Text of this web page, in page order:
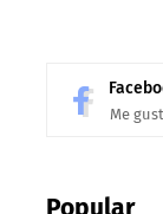
Me